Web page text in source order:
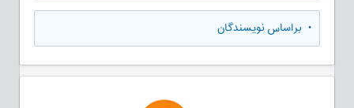
• براساس نویسندگان